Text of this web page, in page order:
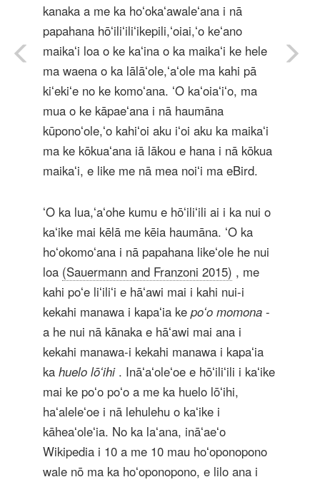
kanaka a me ka hoʻokaʻawaleʻana i nā
papahana hōʻiliʻiliʻikepili,ʻoiai,ʻo keʻano
maikaʻi loa o ke kaʻina o ka maikaʻi ke hele
ma waena o ka lālāʻole,ʻaʻole ma kahi pā
kiʻekiʻe no ke komoʻana. ʻO kaʻoiaʻiʻo, ma
mua o ke kāpaeʻana i nā haumāna
kūponoʻole,ʻo kahiʻoi aku iʻoi aku ka maikaʻi
ma ke kōkuaʻana iā lākou e hana i nā kōkua
maikaʻi, e like me nā mea noiʻi ma eBird.
ʻO ka lua,ʻaʻohe kumu e hōʻiliʻili ai i ka nui o
kaʻike mai kēlā me kēia haumāna. ʻO ka
hoʻokomoʻana i nā papahana likeʻole he nui
loa (Sauermann and Franzoni 2015) , me
kahi poʻe liʻiliʻi e hāʻawi mai i kahi nui-i
kekahi manawa i kapaʻia ke poʻo momona -
a he nui nā kānaka e hāʻawi mai ana i
kekahi manawa-i kekahi manawa i kapaʻia
ka huelo lōʻihi. Ināʻaʻoleʻoe e hōʻiliʻili i kaʻike
mai ke poʻo poʻo a me ka huelo lōʻihi,
haʻaleleʻoe i nā lehulehu o kaʻike i
kāheaʻoleʻia. No ka laʻana, ināʻaeʻo
Wikipedia i 10 a me 10 mau hoʻoponopono
wale nō ma ka hoʻoponopono, e lilo ana i